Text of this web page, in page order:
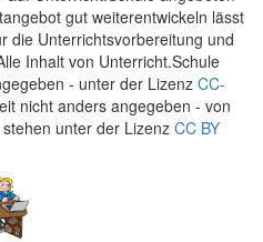
gut weiterentwickeln lässt
die Unterrichtsvorbereitung und
Inhalt von Unterricht.Schule
- unter der Lizenz CC-
nicht anders angegeben - von
unter der Lizenz CC BY